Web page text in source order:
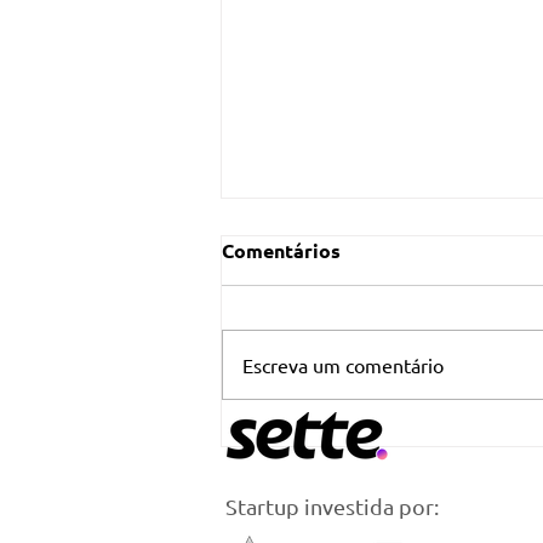
Sette é destaque em fundo
inovador da TAG
Investimentos no mercado
de FIAGROs
Comentários
Escreva um comentário
Startup investida por: